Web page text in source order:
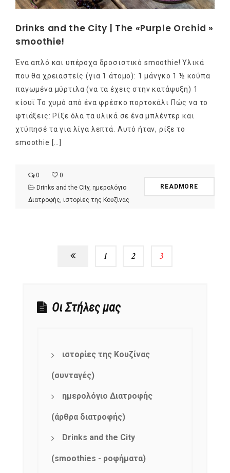
Drinks and the City | The «Purple Orchid »
smoothie!
Ένα απλό και υπέροχα δροσιστικό smoothie! Υλικά
που θα χρειαστείς (για 1 άτομο): 1 μάνγκο 1 ½ κούπα
παγωμένα μύρτιλα (να τα έχεις στην κατάψυξη) 1
κίουϊ Το χυμό από ένα φρέσκο πορτοκάλι Πώς να το
φτιάξεις: Ρίξε όλα τα υλικά σε ένα μπλέντερ και
χτύπησέ τα για λίγα λεπτά. Αυτό ήταν, ρίξε το
smoothie […]
0
0
Drinks and the City, ημερολόγιο
Διατροφής, ιστορίες της Κουζίνας
READMORE
1 2 3
Οι Στήλες μας
ιστορίες της Κουζίνας
(συνταγές)
ημερολόγιο Διατροφής
(άρθρα διατροφής)
Drinks and the City
(smoothies - ροφήματα)